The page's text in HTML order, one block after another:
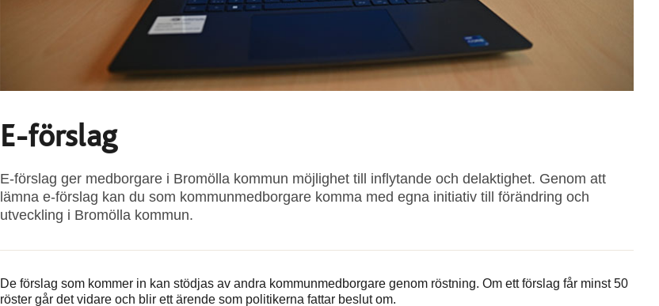
E-förslag
E-förslag ger medborgare i Bromölla kommun möjlighet till inflytande och delaktighet. Genom att
lämna e-förslag kan du som kommunmedborgare komma med egna initiativ till förändring och
utveckling i Bromölla kommun.
De förslag som kommer in kan stödjas av andra kommunmedborgare genom röstning. Om ett förslag får minst 50
röster går det vidare och blir ett ärende som politikerna fattar beslut om.